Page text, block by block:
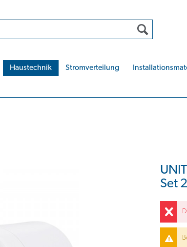
Haustechnik Stromverteilung
Set